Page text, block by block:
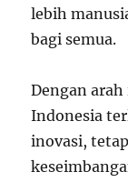
lebih
bagi semua.
Dengan
Indonesia
inovasi,